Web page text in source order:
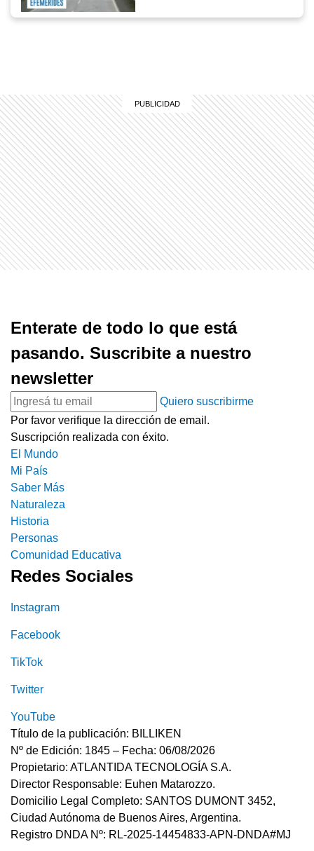
Enterate de todo lo que está
pasando. Suscribite a nuestro
newsletter
Quiero suscribirme
Por favor verifique la dirección de email.
Suscripción realizada con éxito.
El Mundo
Mi País
Saber Más
Naturaleza
Historia
Personas
Comunidad Educativa
Redes Sociales
Instagram
Facebook
TikTok
Twitter
YouTube
Título de la publicación: BILLIKEN
Nº de Edición: 1845 – Fecha: 06/08/2026
Propietario: ATLANTIDA TECNOLOGÍA S.A.
Director Responsable: Euhen Matarozzo.
Domicilio Legal Completo: SANTOS DUMONT 3452,
Ciudad Autónoma de Buenos Aires, Argentina.
Registro DNDA Nº: RL-2025-14454833-APN-DNDA#MJ